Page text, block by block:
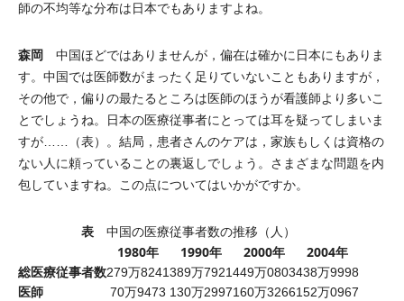
師の不均等な分布は日本でもありますよね。
森岡 中国ほどではありませんが，偏在は確かに日本にもありま
す。中国では医師数がまったく足りていないこともありますが，
その他で，偏りの最たるところは医師のほうが看護師より多いこ
とでしょうね。日本の医療従事者にとっては耳を疑ってしまいま
すが……（表）。結局，患者さんのケアは，家族もしくは資格の
ない人に頼っていることの裏返しでしょう。さまざまな問題を内
包していますね。この点についてはいかがですか。
表 中国の医療従事者数の推移（人）
1980年 1990年 2000年
2004年
総医療従事者数279万8241389万7921449万0803438万9998
医師 70万9473 130万2997160万3266152万0967